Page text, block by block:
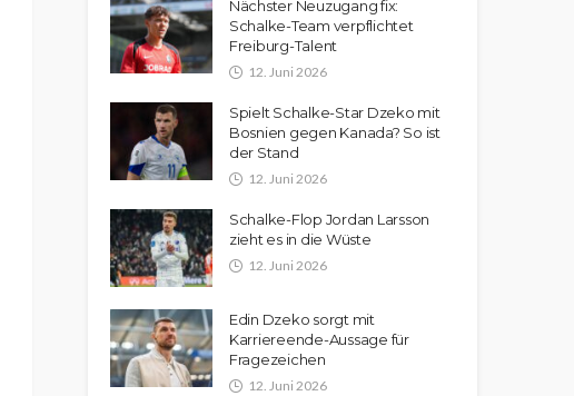
Nächster Neuzugang fix:
Schalke-Team verpflichtet
Freiburg-Talent
12. Juni 2026
Spielt Schalke-Star Dzeko mit
Bosnien gegen Kanada? So ist
der Stand
12. Juni 2026
Schalke-Flop Jordan Larsson
zieht es in die Wüste
12. Juni 2026
Edin Dzeko sorgt mit
Karriereende-Aussage für
Fragezeichen
12. Juni 2026